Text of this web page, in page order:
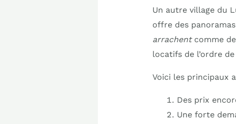
Un autre village du
offre des
arrachentcomme
locatifs de l’ordre
Voici les principaux
Des prix
Une forte